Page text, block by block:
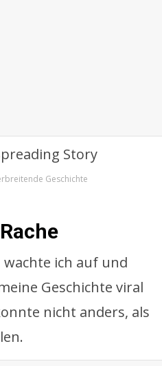
Geschichte
ich auf und
Geschichte viral
nicht anders, als